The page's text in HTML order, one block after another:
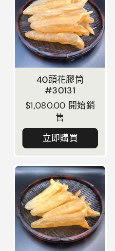
40頭花膠筒
#30131
正常價格
$1,080.00 開始銷
售
立即購買